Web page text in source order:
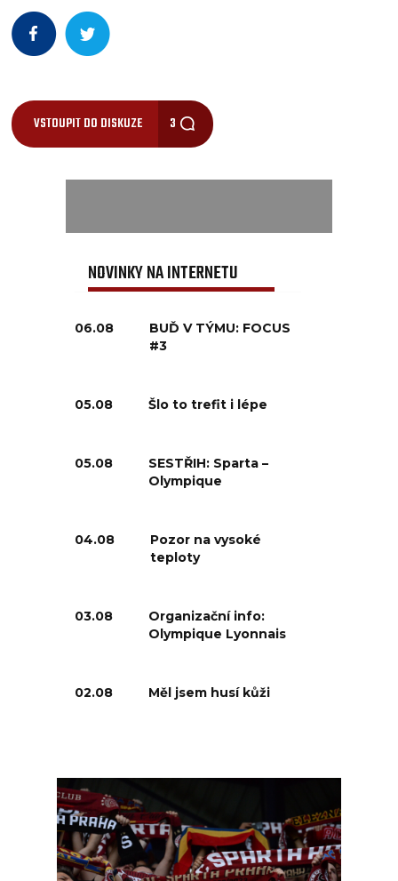
VSTOUPIT DO DISKUZE 3
NOVINKY NA INTERNETU
06.08
BUĎ V TÝMU: FOCUS
#3
05.08 Šlo to trefit i lépe
05.08
SESTŘIH: Sparta –
Olympique
04.08
Pozor na vysoké
teploty
03.08
Organizační info:
Olympique Lyonnais
02.08 Měl jsem husí kůži